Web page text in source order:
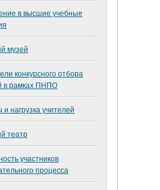
в высшие учебные
музей
конкурсного отбора
в рамках ПНПО
и нагрузка учителей
театр
участников
процесса